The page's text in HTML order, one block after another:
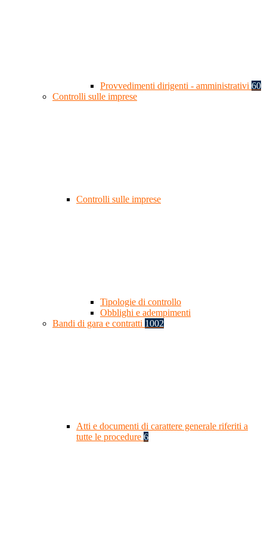
Provvedimenti dirigenti - amministrativi 60
Controlli sulle imprese
Controlli sulle imprese
Tipologie di controllo
Obblighi e adempimenti
Bandi di gara e contratti 1002
Atti e documenti di carattere generale riferiti a
tutte le procedure 6